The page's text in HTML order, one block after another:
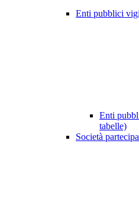
Enti pubblici
Enti
tabelle)
Società